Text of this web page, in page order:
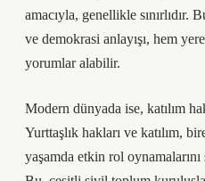
amacıyla, genellikle sınırlıdır.
ve demokrasi anlayışı, hem
yorumlar alabilir.
Modern dünyada ise, katılım
Yurttaşlık hakları ve katılım,
yaşamda etkin rol